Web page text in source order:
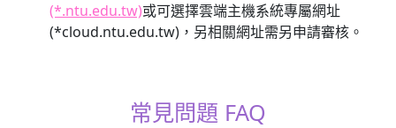
(*.ntu.edu.tw)或可選擇雲端主機系統專屬網址
(*cloud.ntu.edu.tw)，另相關網址需另申請審核。
常見問題 FAQ